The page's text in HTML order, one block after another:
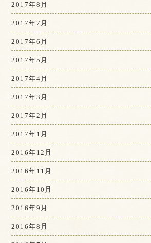
2017年8月
2017年7月
2017年6月
2017年5月
2017年4月
2017年3月
2017年2月
2017年1月
2016年12月
2016年11月
2016年10月
2016年9月
2016年8月